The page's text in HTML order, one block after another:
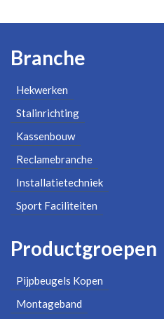
Branche
Hekwerken
Stalinrichting
Kassenbouw
Reclamebranche
Installatietechniek
Sport Faciliteiten
Productgroepen
Pijpbeugels Kopen
Montageband